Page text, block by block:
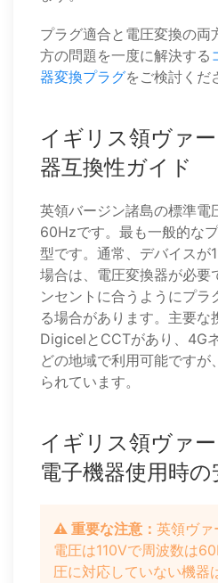
プラグ適合と電圧変換の両
方の問題を一度に解決する
器変換プラグをご検討くだ
イギリス領ヴァ
器互換性ガイド
英領バージン諸島の標準電
60Hzです。最も一般的な
型です。通常、デバイスが
場合は、電圧変換器が必要
ンセントに合うようにプラ
る場合があります。主要な
DigicelとCCTがあり、4G
どの地域で利用可能ですが
られています。
イギリス領ヴァ
電子機器使用時
⚠️ 重要な注意： 英領ヴァ
電圧は110Vで周波数は
圧に対応していない機器